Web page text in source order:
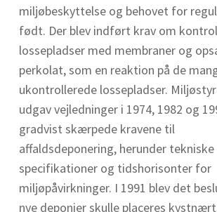
miljøbeskyttelse og behovet for
født. Der blev indført krav om
lossepladser med membraner og
perkolat, som en reaktion på de
ukontrollerede lossepladser.
udgav vejledninger i 1974, 1982 og
gradvist skærpede kravene til
affaldsdeponering, herunder tekniske
specifikationer og tidshorisonter for
miljøpåvirkninger. I 1991 blev det
nye deponier skulle placeres